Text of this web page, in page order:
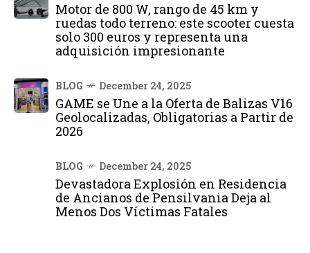
Motor de 800 W, rango de 45 km y
ruedas todo terreno: este scooter cuesta
solo 300 euros y representa una
adquisición impresionante
BLOG December 24, 2025
GAME se Une a la Oferta de Balizas V16
Geolocalizadas, Obligatorias a Partir de
2026
BLOG December 24, 2025
Devastadora Explosión en Residencia
de Ancianos de Pensilvania Deja al
Menos Dos Víctimas Fatales